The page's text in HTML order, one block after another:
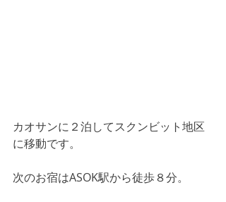
カオサンに２泊してスクンビット地区
に移動です。
次のお宿はASOK駅から徒歩８分。